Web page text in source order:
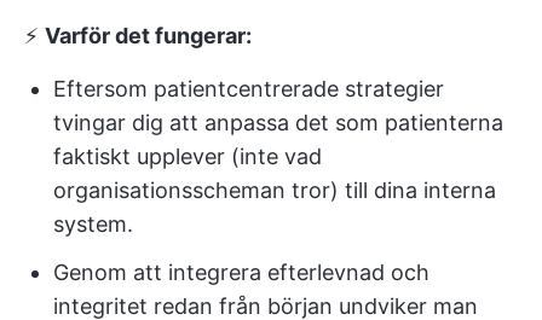
⚡️ Varför det fungerar:
Eftersom patientcentrerade strategier
tvingar dig att anpassa det som patienterna
faktiskt upplever (inte vad
organisationsscheman tror) till dina interna
system.
Genom att integrera efterlevnad och
integritet redan från början undviker man